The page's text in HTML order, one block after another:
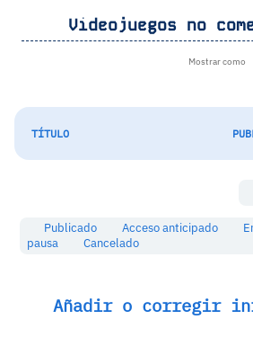
Videojuegos no
Mostrar como
TÍTULO
Publicado Acceso anticipado
pausa
Cancelado
Añadir o corregir